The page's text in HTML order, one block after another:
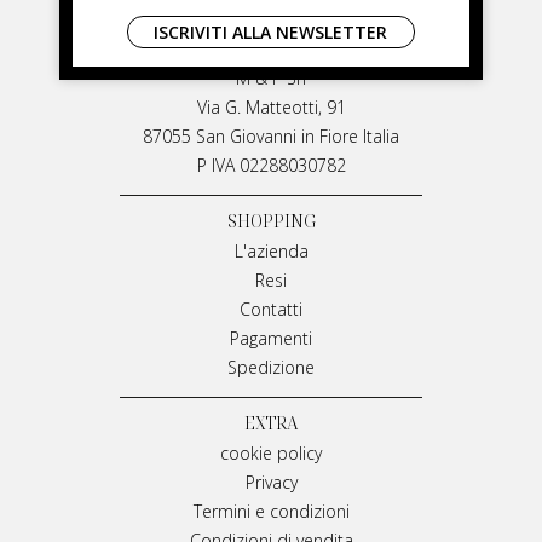
LIVIANA MIRARCHI
M & P Srl
Via G. Matteotti, 91
87055 San Giovanni in Fiore Italia
P IVA 02288030782
SHOPPING
L'azienda
Resi
Contatti
Pagamenti
Spedizione
EXTRA
cookie policy
Privacy
Termini e condizioni
ISCRIVITI ALLA NEWSLETTER